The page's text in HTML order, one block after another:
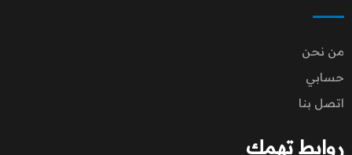
من نحن
حسابي
اتصل بنا
روابط تهمك